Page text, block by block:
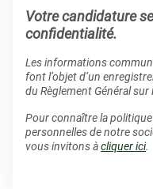
Votre candidature
confidentialité.
Les informations
font l’objet d’un
du Règlement Général
Pour connaître la
personnelles de notre
vous invitons àcliquer ici.